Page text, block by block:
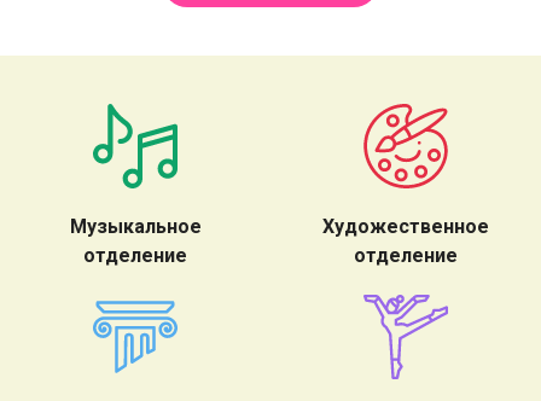
Музыкальное
отделение
Художественное
отделение